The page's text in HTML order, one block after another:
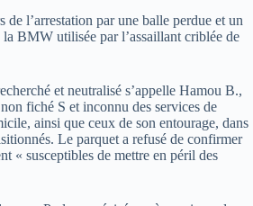
de l’arrestation par une balle perdue et un
BMW utilisée par l’assaillant criblée de
et neutralisé s’appelle Hamou B.,
fiché S et inconnu des services de
ainsi que ceux de son entourage, dans
Le parquet a refusé de confirmer
« susceptibles de mettre en péril des